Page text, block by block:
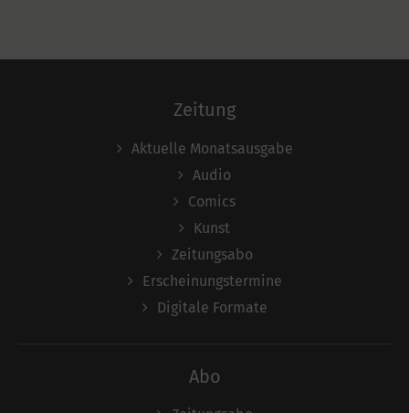
Zeitung
Aktuelle Monatsausgabe
Audio
Comics
Kunst
Zeitungsabo
Erscheinungstermine
Digitale Formate
Abo